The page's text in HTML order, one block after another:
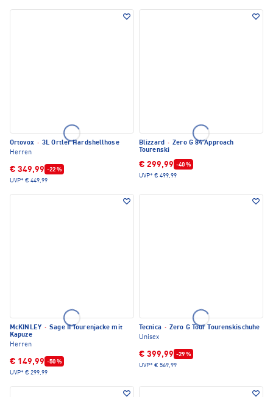
Ortovox · 3L Ortler Hardshellhose
Herren
€ 349,99 -22 %
UVP* € 449,99
Blizzard · Zero G 84 Approach
Tourenski
€ 299,99 -40 %
UVP* € 499,99
McKINLEY · Sage II Tourenjacke mit
Kapuze
Herren
€ 149,99 -50 %
UVP* € 299,99
Tecnica · Zero G Tour Tourenskischuhe
Unisex
€ 399,99 -29 %
UVP* € 569,99